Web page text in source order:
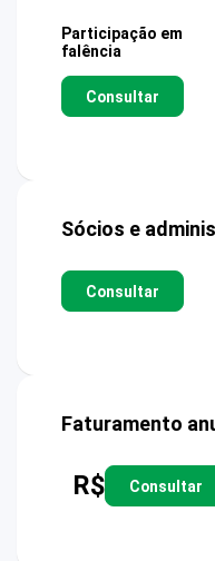
Participação em
falência
Consultar
Sócios e
Consultar
Faturamento
R$ Consultar